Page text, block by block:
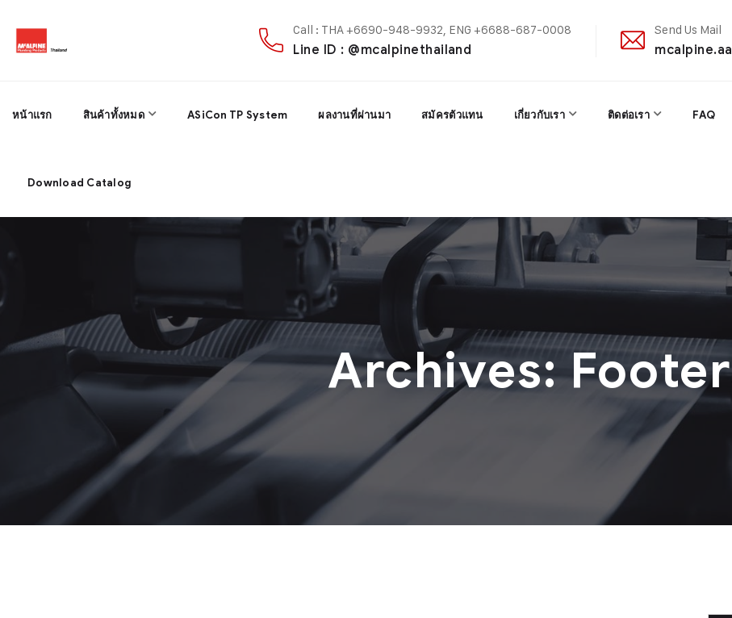
Call : THA +6690-948-9932, ENG +6688-687-0008
Line ID : @mcalpinethailand
Send Us Mail
หน้าแรก สินค้าทั้งหมด ASiCon TP System ผลงานที่ผ่านมา สมัครตัวแทน เกี่ยวกับเรา ติดต่อเรา FAQ
Download Catalog
Archives: